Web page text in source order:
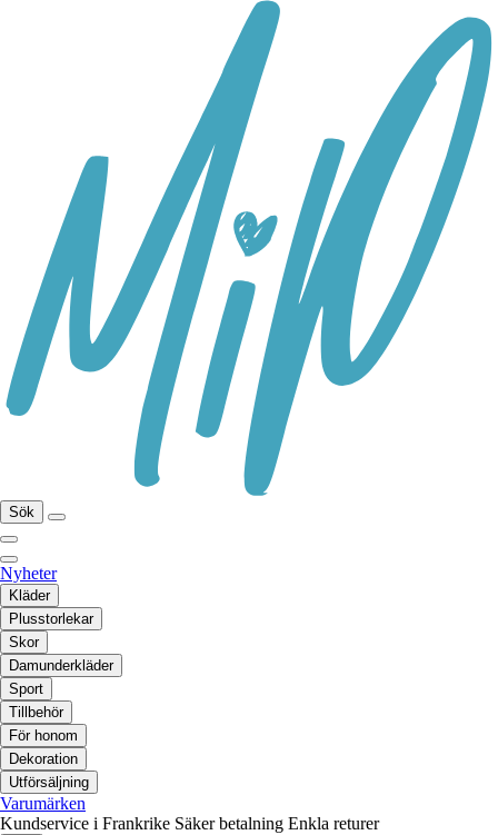
Sök
Nyheter
Kläder
Plusstorlekar
Skor
Damunderkläder
Sport
Tillbehör
För honom
Dekoration
Utförsäljning
Varumärken
Kundservice i Frankrike Säker betalning Enkla returer